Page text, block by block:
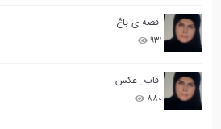
قصه ی باغ
۹۳۱
قاب ِ عکس
۸۸۰